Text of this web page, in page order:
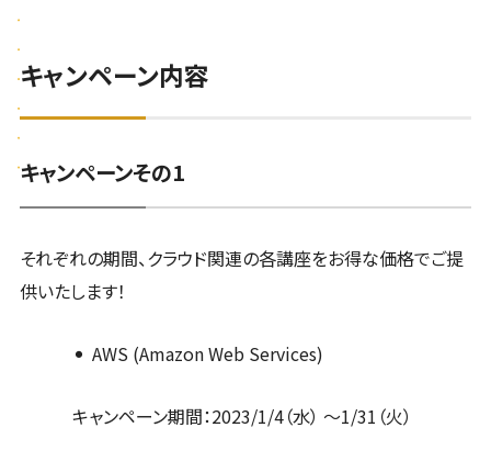
キャンペーン内容
キャンペーンその1
それぞれの期間、クラウド関連の各講座をお得な価格でご提
供いたします！
AWS (Amazon Web Services)
キャンペーン期間：2023/1/4（水） ～1/31（火）